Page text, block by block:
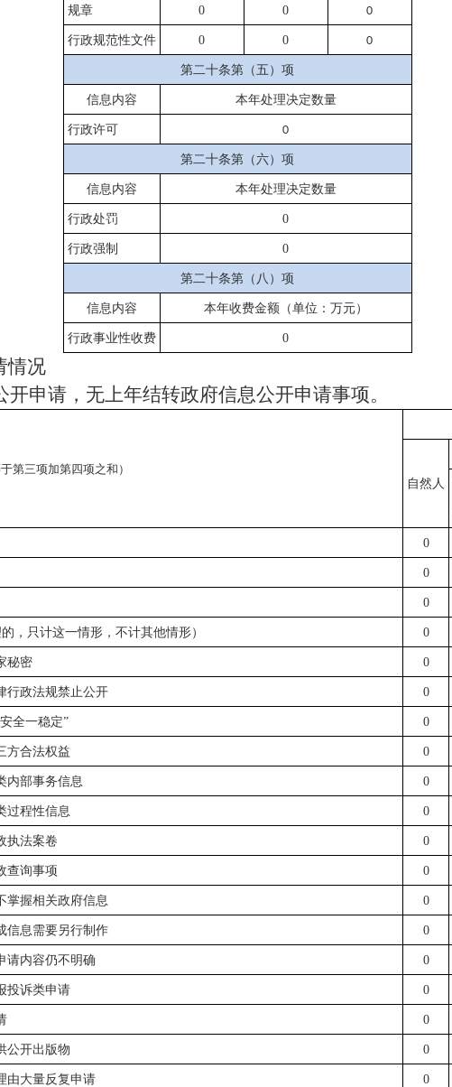
规章 0 0 0
行政规范性文件 0 0 0
第二十条第（五）项
信息内容 本年处理决定数量
行政许可 0
第二十条第（六）项
信息内容 本年处理决定数量
行政处罚 0
行政强制 0
第二十条第（八）项
信息内容 本年收费金额（单位：万元）
行政事业性收费 0
情况
申请，无上年结转政府信息公开申请事项。
第三项加第四项之和）
自然人
0
0
0
，只计这一情形，不计其他情形） 0
秘密 0
行政法规禁止公开 0
全一稳定” 0
方合法权益 0
内部事务信息 0
过程性信息 0
执法案卷 0
查询事项 0
掌握相关政府信息 0
信息需要另行制作 0
请内容仍不明确 0
投诉类申请 0
0
公开出版物 0
由大量反复申请 0